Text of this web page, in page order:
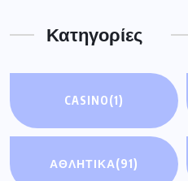
Κατηγορίες
CASINO(1)
ΑΘΛΗΤΙΚΆ(91)